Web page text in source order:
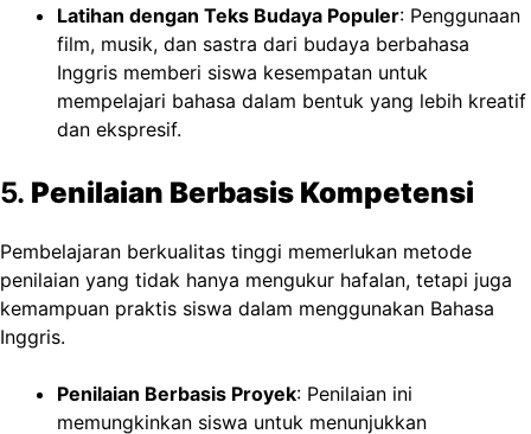
Latihan dengan Teks Budaya Populer: Penggunaan
film, musik, dan sastra dari budaya berbahasa
Inggris memberi siswa kesempatan untuk
mempelajari bahasa dalam bentuk yang lebih kreatif
dan ekspresif.
5. Penilaian Berbasis Kompetensi
Pembelajaran berkualitas tinggi memerlukan metode
penilaian yang tidak hanya mengukur hafalan, tetapi juga
kemampuan praktis siswa dalam menggunakan Bahasa
Inggris.
Penilaian Berbasis Proyek: Penilaian ini
memungkinkan siswa untuk menunjukkan